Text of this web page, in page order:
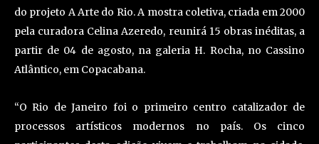
do projeto A Arte do Rio. A mostra coletiva, criada em 2000
pela curadora Celina Azeredo, reunirá 15 obras inéditas, a
partir de 04 de agosto, na galeria H. Rocha, no Cassino
Atlântico, em Copacabana.
“O Rio de Janeiro foi o primeiro centro catalizador de
processos artísticos modernos no país. Os cinco